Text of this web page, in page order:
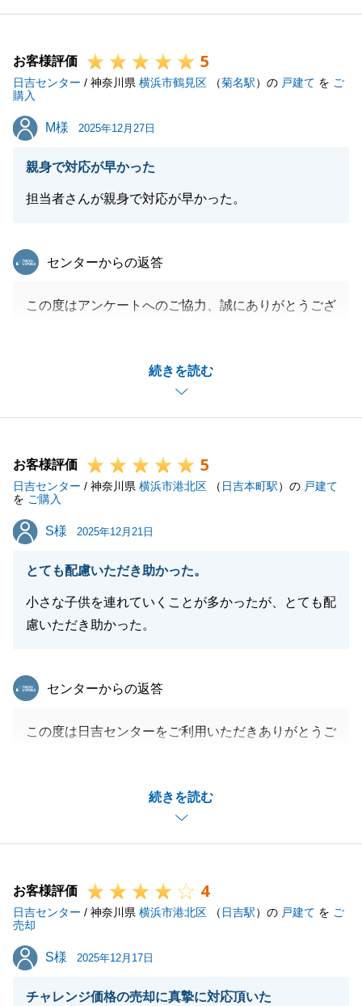
非ご相談ください。
申し上げます。
お客様評価 5
日吉センター / 神奈川県 横浜市鶴見区 （菊名駅）の 戸建て を ご
購入
M様
M様 2025年12月27日
親身で対応が早かった
担当者さんが親身で対応が早かった。
続きを読む
東急リバブル
センターからの返答
この度はアンケートへのご協力、誠にありがとうござ
けでなく、このような身に余るお言葉を頂戴し、担当
としてこれほど嬉しく思います。
不動産のお取引は、お客様にとって人生の大きな節目
そのため、私は常に「もし自分がお客様の立場だった
ら」と考え、スピード感を持った対応と、不安を一つ
ずつ解消する丁寧なコミュニケーションを何より大切
にしております。
速にご判断くださったおかげです。
何かお困りごとやご相談がございましたら、いつでも
お気軽にご連絡ください。
閉じる
お客様評価 5
日吉センター / 神奈川県 横浜市港北区 （ 日吉本町駅）の 戸建て
を ご購入
S様
S様 2025年12月21日
とても配慮いただき助かった。
小さな子供を連れていくことが多かったが、とても配
慮いただき助かった。
続きを読む
東急リバブル
センターからの返答
この度は日吉センターをご利用いただきありがとうご
また何かお力になれる事がございましたらご相談くだ
さい。
お客様評価 4
日吉センター / 神奈川県 横浜市港北区 （ 日吉駅）の 戸建て を ご
売却
S様
S様 2025年12月17日
チャレンジ価格の売却に真摯に対応頂いた